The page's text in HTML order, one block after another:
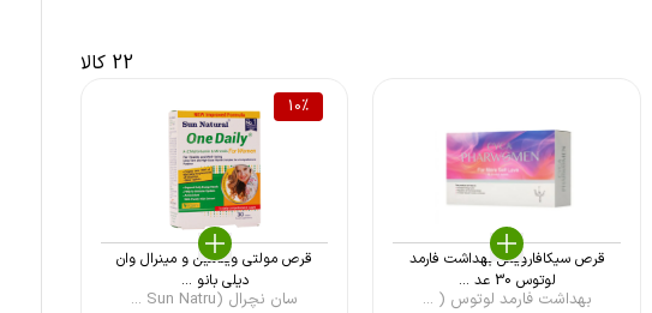
22 کالا
قرص سیکافارویمن بهداشت فارمد
لوتوس 30 عد ...
بهداشت فارمد لوتوس ( ...
10%
قرص مولتی ویتامین و مینرال وان
دیلی بانو ...
سان نچرال (Sun Natru ...